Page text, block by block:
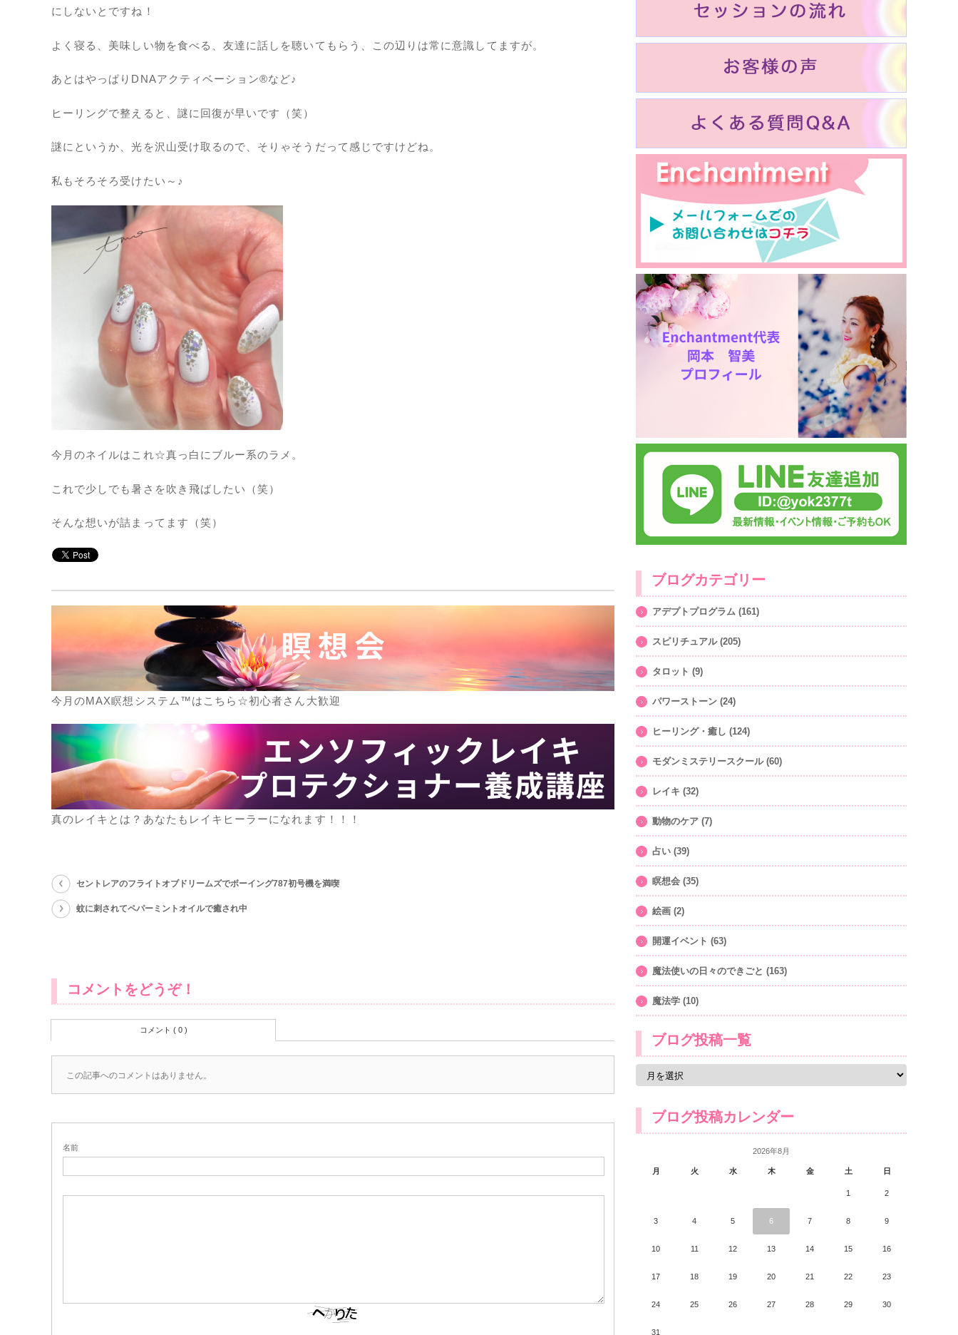
にしないとですね！
よく寝る、美味しい物を食べる、友達に話しを聴いてもらう、この辺りは常に意識してますが。
あとはやっぱりDNAアクティベーション®など♪
ヒーリングで整えると、謎に回復が早いです（笑）
謎にというか、光を沢山受け取るので、そりゃそうだって感じですけどね。
私もそろそろ受けたい～♪
今月のネイルはこれ☆真っ白にブルー系のラメ。
これで少しでも暑さを吹き飛ばしたい（笑）
そんな想いが詰まってます（笑）
今月のMAX瞑想システム™はこちら☆初心者さん大歓迎
真のレイキとは？あなたもレイキヒーラーになれます！！！
セントレアのフライトオブドリームズでボーイング787初号機を満喫
蚊に刺されてペパーミントオイルで癒され中
コメントをどうぞ！
コメント ( 0 )
この記事へのコメントはありません。
名前
ブログカテゴリー
アデプトプログラム (161)
スピリチュアル(205)
タロット (9)
パワーストーン (24)
ヒーリング・癒し (124)
モダンミステリースクール(60)
レイキ (32)
動物のケア (7)
占い (39)
瞑想会 (35)
絵画 (2)
開運イベント (63)
魔法使いの日々のできごと (163)
魔法学 (10)
ブログ投稿一覧
ブログ投稿カレンダー
2026年8月
月 火 水 木 金 土 日
1 2
3 4 5 6 7 8 9
10 11 12 13 14 15 16
17 18 19 20 21 22 23
24 25 26 27 28 29 30
31